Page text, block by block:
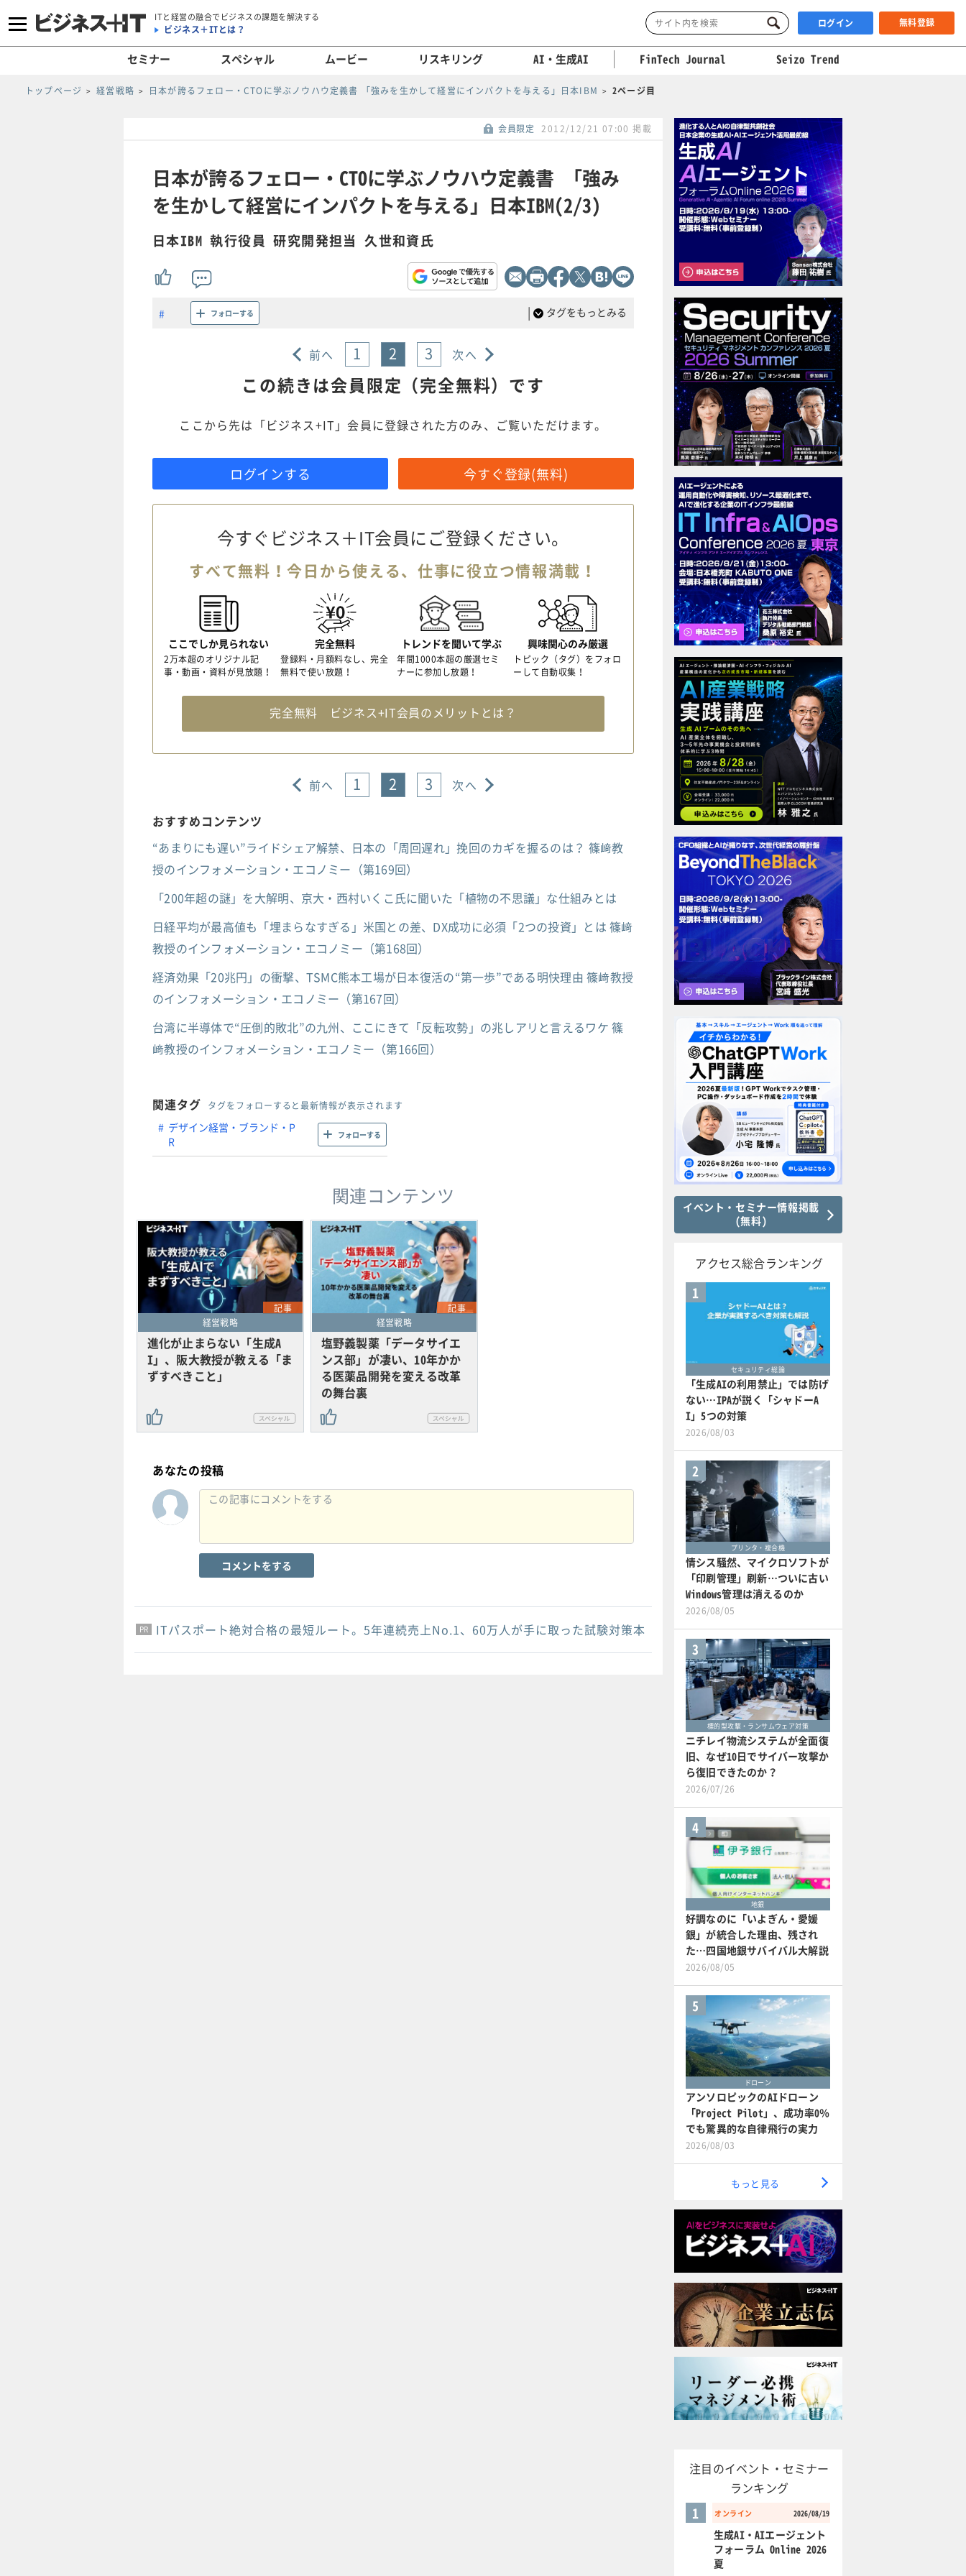
ITと経営の融合でビジネスの課題を解決する
ビジネス＋ITとは？ ログイン 無料登録
セミナー スペシャル ムービー リスキリング AI・生成AI FinTech Journal Seizo Trend
トップページ 経営戦略 日本が誇るフェロー・CTOに学ぶノウハウ定義書 「強みを生かして経営にインパクトを与える」日本IBM 2ページ目
会員限定 2012/12/21 07:00 掲載
日本が誇るフェロー・CTOに学ぶノウハウ定義書 「強み
を生かして経営にインパクトを与える」日本IBM(2/3)
日本IBM 執行役員 研究開発担当 久世和資氏
フォローする | タグをもっとみる
前へ 1 2 3 次へ
この続きは会員限定（完全無料）です
ここから先は「ビジネス+IT」会員に登録された方のみ、ご覧いただけます。
ログインする 今すぐ登録(無料)
今すぐビジネス＋IT会員にご登録ください。
すべて無料！今日から使える、仕事に役立つ情報満載！
ここでしか見られない
2万本超のオリジナル記
事・動画・資料が見放題！
完全無料
登録料・月額料なし、完全
無料で使い放題！
トレンドを聞いて学ぶ
年間1000本超の厳選セミ
ナーに参加し放題！
興味関心のみ厳選
トピック（タグ）をフォロ
ーして自動収集！
完全無料 ビジネス+IT会員のメリットとは？
前へ 1 2 3 次へ
おすすめコンテンツ
“あまりにも遅い”ライドシェア解禁、日本の「周回遅れ」挽回のカギを握るのは？ 篠﨑教
授のインフォメーション・エコノミー（第169回）
「200年超の謎」を大解明、京大・西村いくこ氏に聞いた「植物の不思議」な仕組みとは
日経平均が最高値も「埋まらなすぎる」米国との差、DX成功に必須「2つの投資」とは 篠﨑
教授のインフォメーション・エコノミー（第168回）
経済効果「20兆円」の衝撃、TSMC熊本工場が日本復活の“第一歩”である明快理由 篠﨑教授
のインフォメーション・エコノミー（第167回）
台湾に半導体で“圧倒的敗北”の九州、ここにきて「反転攻勢」の兆しアリと言えるワケ 篠
﨑教授のインフォメーション・エコノミー（第166回）
関連タグ タグをフォローすると最新情報が表示されます
デザイン経営・ブランド・P
R
フォローする
関連コンテンツ
記事
経営戦略
進化が止まらない「生成A
I」、阪大教授が教える「ま
ずすべきこと」
記事
経営戦略
塩野義製薬「データサイエ
ンス部」が凄い、10年かか
る医薬品開発を変える改革
の舞台裏
あなたの投稿
コメントをする
PR
PR
PR ITパスポート絶対合格の最短ルート。5年連続売上No.1、60万人が手に取った試験対策本
イベント・セミナー情報掲載
(無料)
アクセス総合ランキング
1
セキュリティ総論
「生成AIの利用禁止」では防げ
ない…IPAが説く「シャドーA
I」5つの対策
2026/08/03
2
プリンタ・複合機
情シス騒然、マイクロソフトが
「印刷管理」刷新…ついに古い
Windows管理は消えるのか
2026/08/05
3
標的型攻撃・ランサムウェア対策
ニチレイ物流システムが全面復
旧、なぜ10日でサイバー攻撃か
ら復旧できたのか？
2026/07/26
4
地銀
好調なのに「いよぎん・愛媛
銀」が統合した理由、残され
た…四国地銀サバイバル大解説
2026/08/05
5
ドローン
アンソロピックのAIドローン
「Project Pilot」、成功率0％
でも驚異的な自律飛行の実力
2026/08/03
もっと見る
注目のイベント・セミナー
ランキング
オンライン 2026/08/19
1
生成AI・AIエージェント
フォーラム Online 2026
夏